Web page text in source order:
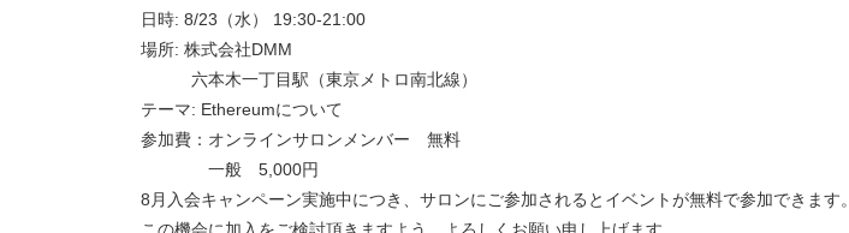
日時: 8/23（水） 19:30-21:00
場所: 株式会社DMM
六本木一丁目駅（東京メトロ南北線）
テーマ: Ethereumについて
参加費：オンラインサロンメンバー 無料
一般 5,000円
8月入会キャンペーン実施中につき、サロンにご参加されるとイベントが無料で参加できます。
この機会に加入をご検討頂きますよう、よろしくお願い申し上げます。